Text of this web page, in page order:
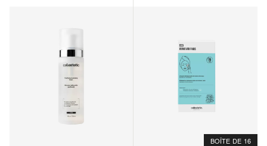
BOÎTE DE 16